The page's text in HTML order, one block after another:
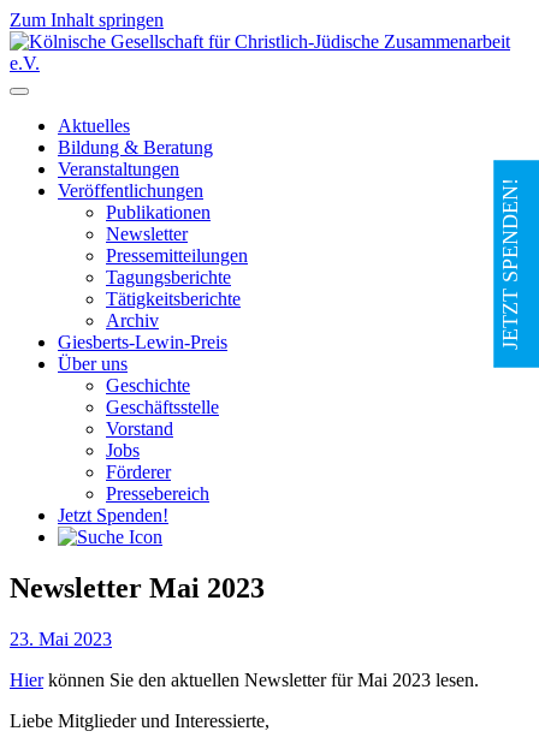
Zum Inhalt springen
Hauptnavigation
Aktuelles
Bildung & Beratung
Veranstaltungen
Veröffentlichungen
Publikationen
Newsletter
Pressemitteilungen
Tagungsberichte
Tätigkeitsberichte
Archiv
Giesberts-Lewin-Preis
Über uns
Geschichte
Geschäftsstelle
Vorstand
Jobs
Förderer
Pressebereich
Jetzt Spenden!
Newsletter Mai 2023
23. Mai 2023
Hierkönnen Sie den aktuellen Newsletter für Mai 2023 lesen.
Liebe Mitglieder und Interessierte,
JETZT SPENDEN!